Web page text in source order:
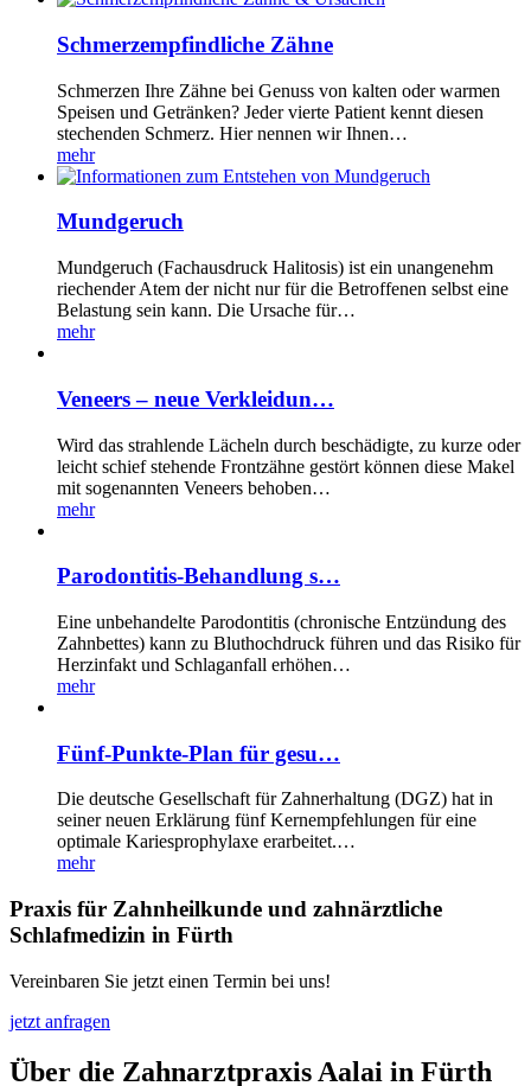
Schmerzempfindliche Zähne
Schmerzen Ihre Zähne bei Genuss von kalten oder warmen
Speisen und Getränken? Jeder vierte Patient kennt diesen
stechenden Schmerz. Hier nennen wir Ihnen…
mehr
Mundgeruch
Mundgeruch (Fachausdruck Halitosis) ist ein unangenehm
riechender Atem der nicht nur für die Betroffenen selbst eine
Belastung sein kann. Die Ursache für…
mehr
Veneers – neue Verkleidun…
Wird das strahlende Lächeln durch beschädigte, zu kurze oder
leicht schief stehende Frontzähne gestört können diese Makel
mit sogenannten Veneers behoben…
mehr
Parodontitis-Behandlung s…
Eine unbehandelte Parodontitis (chronische Entzündung des
Zahnbettes) kann zu Bluthochdruck führen und das Risiko für
Herzinfakt und Schlaganfall erhöhen…
mehr
Fünf-Punkte-Plan für gesu…
Die deutsche Gesellschaft für Zahnerhaltung (DGZ) hat in
seiner neuen Erklärung fünf Kernempfehlungen für eine
optimale Kariesprophylaxe erarbeitet.…
mehr
Praxis für Zahnheilkunde und zahnärztliche
Schlafmedizin in Fürth
Vereinbaren Sie jetzt einen Termin bei uns!
jetzt anfragen
Über die Zahnarztpraxis Aalai in Fürth